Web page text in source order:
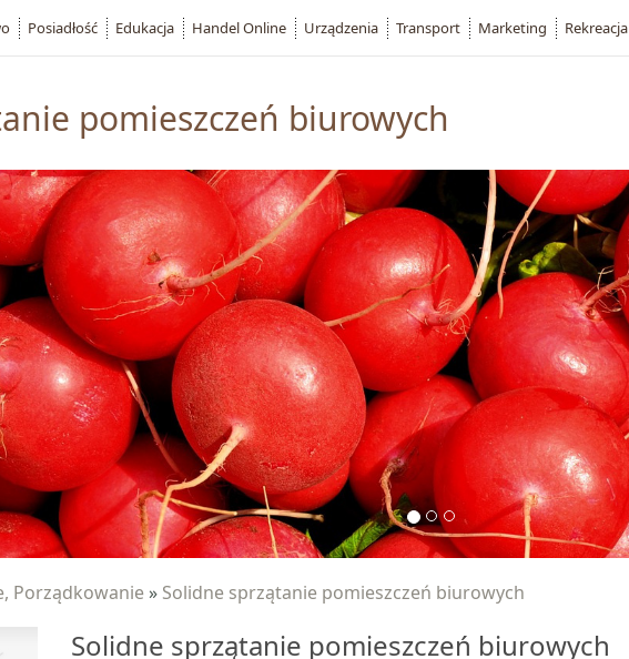
pomieszczeń biurowych
Porządkowanie » Solidne sprzątanie pomieszczeń biurowych
Solidne sprzątanie pomieszczeń biurowych
Posiadłość Edukacja Handel Online Urządzenia Transport Marketing Rekreacja